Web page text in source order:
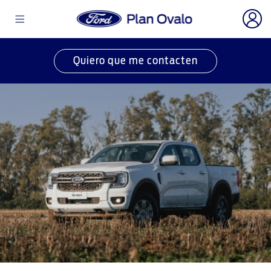
Quiero que me contacten